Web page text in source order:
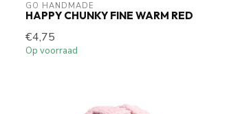
GO HANDMADE
HAPPY CHUNKY FINE WARM RED
€4,75
Op voorraad